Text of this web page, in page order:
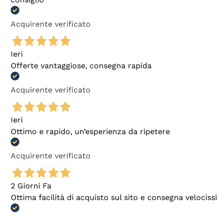
Acquirente verificato
Ieri
Offerte vantaggiose, consegna rapida
Acquirente verificato
Ieri
Ottimo e rapido, un’esperienza da ripetere
Acquirente verificato
2 Giorni Fa
Ottima facilità di acquisto sul sito e consegna